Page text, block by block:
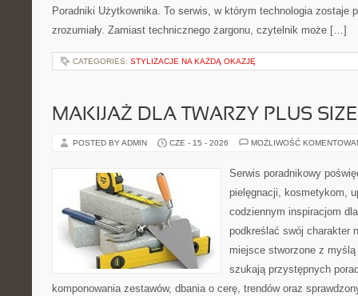
Poradniki Użytkownika. To serwis, w którym technologia zostaje
zrozumiały. Zamiast technicznego żargonu, czytelnik może […]
CATEGORIES: STYLIZACJE NA KAŻDĄ OKAZJĘ
MAKIJAŻ DLA TWARZY PLUS SIZE
POSTED BY ADMIN CZE - 15 - 2026 MOŻLIWOŚĆ
Serwis poradnikowy
pielęgnacji, kosmetykom,
codziennym inspiracjom
podkreślać swój charakter
miejsce stworzone z
szukają przystępnych
komponowania zestawów, dbania o cerę, trendów oraz